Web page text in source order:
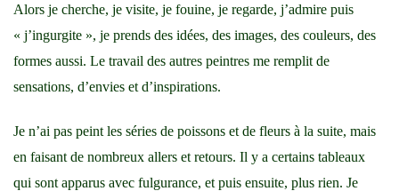
Alors je cherche, je visite, je fouine, je regarde, j’admire puis
« j’ingurgite », je prends des idées, des images, des couleurs, des
formes aussi. Le travail des autres peintres me remplit de
sensations, d’envies et d’inspirations.
Je n’ai pas peint les séries de poissons et de fleurs à la suite, mais
en faisant de nombreux allers et retours. Il y a certains tableaux
qui sont apparus avec fulgurance, et puis ensuite, plus rien. Je